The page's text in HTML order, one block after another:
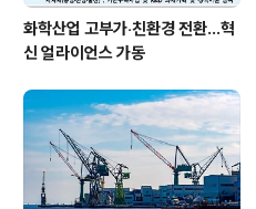
화학산업 고부가‧친환경 전환…혁
신 얼라이언스 가동